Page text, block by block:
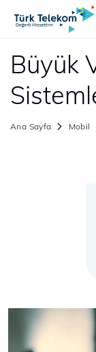
Büyük
Ana Sayfa Mobil